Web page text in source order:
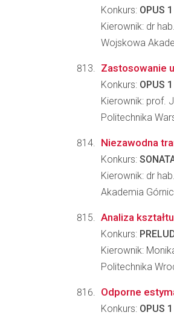
Konkurs: OPUS 1
Kierownik: dr
Wojskowa
Zastosowanie
Konkurs: OPUS 1
Kierownik: prof.
Politechnika
Niezawodna
Konkurs:
Kierownik: dr
Akademia
Analiza
Konkurs:
Kierownik:
Politechnika
Odporne
Konkurs: OPUS 1